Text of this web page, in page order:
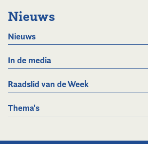
Nieuws
Nieuws
In de media
Raadslid van de Week
Thema's